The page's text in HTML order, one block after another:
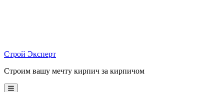
Строй Эксперт
Строим вашу мечту кирпич за кирпичом
Main